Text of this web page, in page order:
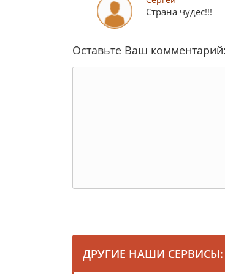
Страна чудес!!!
Оставьте Ваш комментарий:
ДРУГИЕ НАШИ СЕРВИСЫ: